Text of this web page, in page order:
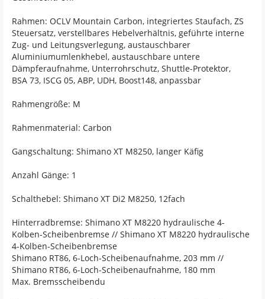
Rahmen: OCLV Mountain Carbon, integriertes Staufach, ZS
Steuersatz, verstellbares Hebelverhältnis, geführte interne
Zug- und Leitungsverlegung, austauschbarer
Aluminiumumlenkhebel, austauschbare untere
Dämpferaufnahme, Unterrohrschutz, Shuttle-Protektor,
BSA 73, ISCG 05, ABP, UDH, Boost148, anpassbar
Rahmengröße: M
Rahmenmaterial: Carbon
Gangschaltung: Shimano XT M8250, langer Käfig
Anzahl Gänge: 1
Schalthebel: Shimano XT Di2 M8250, 12fach
Hinterradbremse: Shimano XT M8220 hydraulische 4-
Kolben-Scheibenbremse // Shimano XT M8220 hydraulische
4-Kolben-Scheibenbremse
Shimano RT86, 6-Loch-Scheibenaufnahme, 203 mm //
Shimano RT86, 6-Loch-Scheibenaufnahme, 180 mm
Max. Bremsscheibendu